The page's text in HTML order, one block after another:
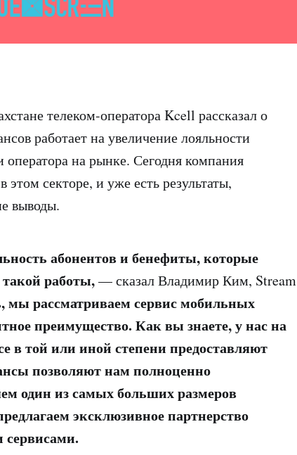
телеком-оператора Kcell рассказал о
работает на увеличение лояльности
на рынке. Сегодня компания
секторе, и уже есть результаты,
выводы.
абонентов и бенефиты, которые
работы,— сказал Владимир Ким, Stream
мы рассматриваем сервис мобильных
преимущество. Как вы знаете, у нас на
в той или иной степени предоставляют
позволяют нам полноценно
один из самых больших размеров
эксклюзивное партнерство